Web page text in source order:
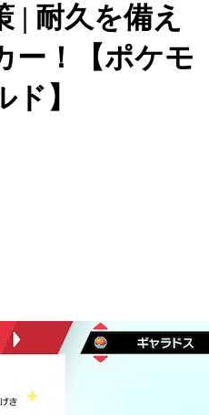
| 耐久を備え
ー！【ポケモ
】